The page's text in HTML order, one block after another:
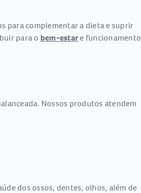
para complementar a dieta e suprir
para o bem-estare funcionamento
Nossos produtos atendem
dos ossos, dentes, olhos, além de